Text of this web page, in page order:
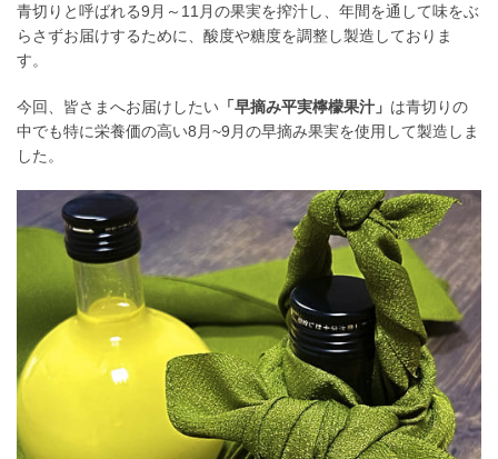
青切りと呼ばれる9月～11月の果実を搾汁し、年間を通して味をぶ
らさずお届けするために、酸度や糖度を調整し製造しておりま
す。
今回、皆さまへお届けしたい 「早摘み平実檸檬果汁」 は青切りの
中でも特に栄養価の高い8月~9月の早摘み果実を使用して製造しま
した。